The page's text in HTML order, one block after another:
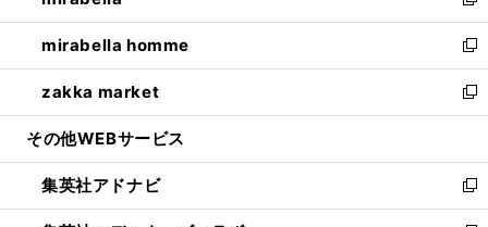
開
く
ウ
で
開
く
ン
ド
ウ
で
開
ウ
ィ
ン
ド
ウ
開
く
し
い
ウ
ィ
ン
ウ
で
開
mirabella homme
新
し
い
ウ
ン
ド
ウ
zakka market
新
し
ウ
ィ
ン
その他WEBサービス
集英社アドナビ
新
し